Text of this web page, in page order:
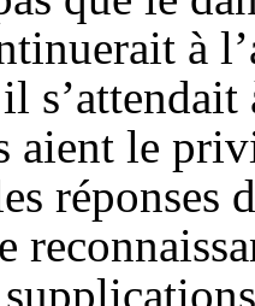
à
s’attendait
aient le
réponses